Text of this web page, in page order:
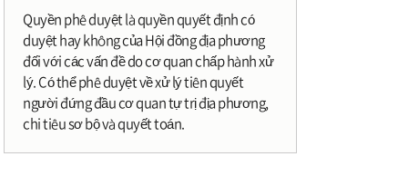
Quyền phê duyệt là quyền quyết định có
duyệt hay không của Hội đồng địa phương
đối với các vấn đề do cơ quan chấp hành xử
lý. Có thể phê duyệt về xử lý tiên quyết
người đứng đầu cơ quan tự trị địa phương,
chi tiêu sơ bộ và quyết toán.